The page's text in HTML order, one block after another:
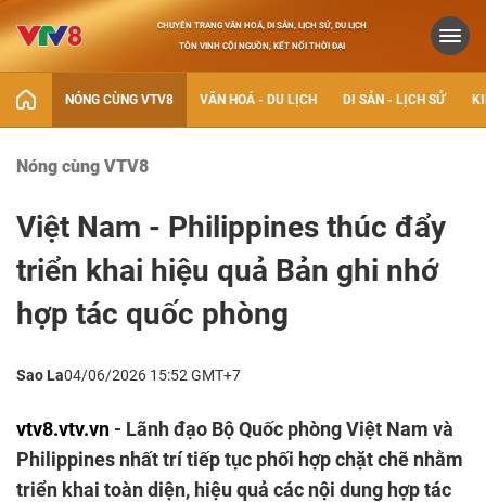
CHUYÊN TRANG VĂN HOÁ, DI SẢN, LỊCH SỬ, DU LỊCH
TÔN VINH CỘI NGUỒN, KẾT NỐI THỜI ĐẠI
NÓNG CÙNG VTV8 VĂN HOÁ - DU LỊCH DI SẢN - LỊCH SỬ
Nóng cùng VTV8
Việt Nam - Philippines thúc đẩy
triển khai hiệu quả Bản ghi nhớ
hợp tác quốc phòng
Sao La04/06/2026 15:52 GMT+7
vtv8.vtv.vn - Lãnh đạo Bộ Quốc phòng Việt Nam và
Philippines nhất trí tiếp tục phối hợp chặt chẽ nhằm
triển khai toàn diện, hiệu quả các nội dung hợp tác